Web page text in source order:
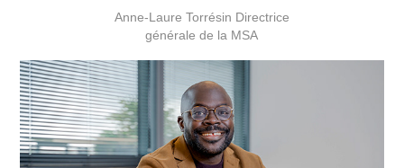
Anne-Laure Torrésin Directrice
générale de la MSA